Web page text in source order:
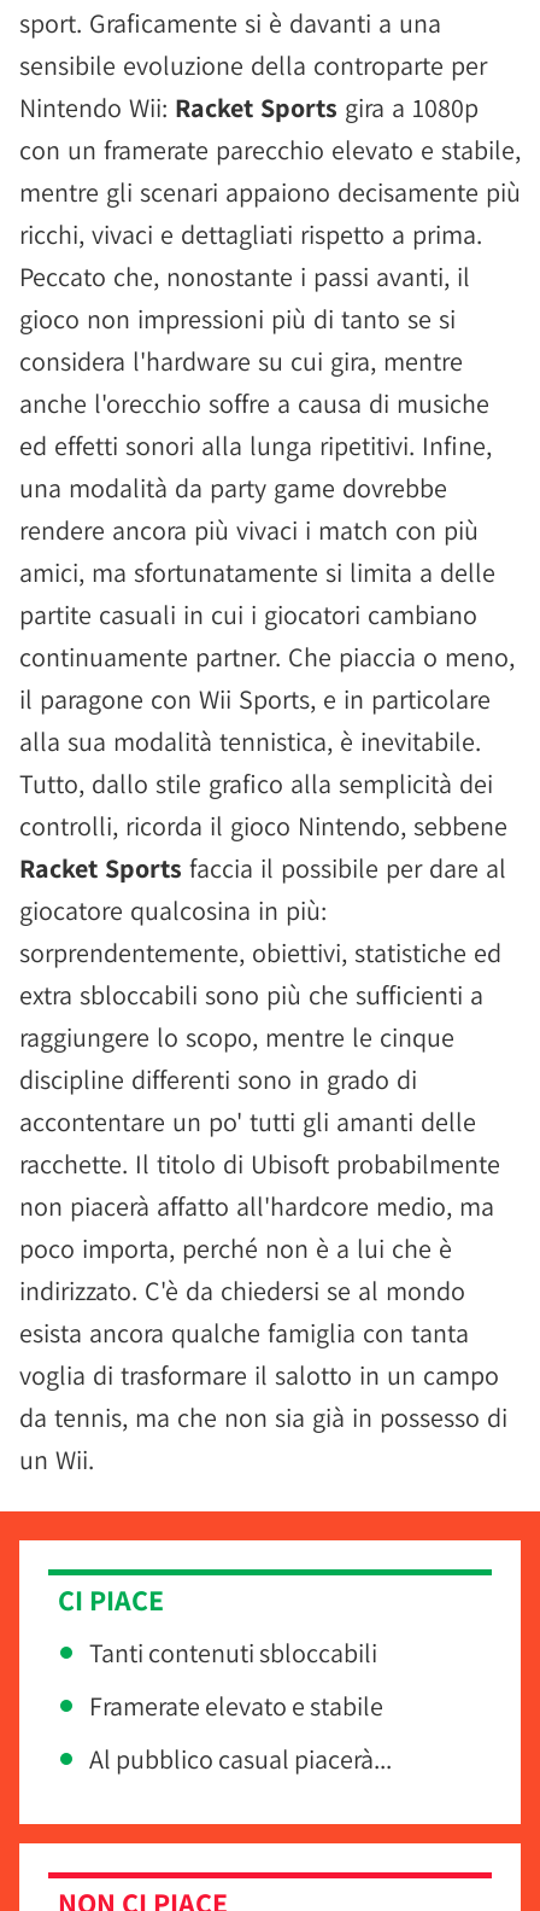
sport. Graficamente si è davanti a una
sensibile evoluzione della controparte per
Nintendo Wii: Racket Sports gira a 1080p
con un framerate parecchio elevato e stabile,
mentre gli scenari appaiono decisamente più
ricchi, vivaci e dettagliati rispetto a prima.
Peccato che, nonostante i passi avanti, il
gioco non impressioni più di tanto se si
considera l'hardware su cui gira, mentre
anche l'orecchio soffre a causa di musiche
ed effetti sonori alla lunga ripetitivi. Infine,
una modalità da party game dovrebbe
rendere ancora più vivaci i match con più
amici, ma sfortunatamente si limita a delle
partite casuali in cui i giocatori cambiano
continuamente partner. Che piaccia o meno,
il paragone con Wii Sports, e in particolare
alla sua modalità tennistica, è inevitabile.
Tutto, dallo stile grafico alla semplicità dei
controlli, ricorda il gioco Nintendo, sebbene
Racket Sports faccia il possibile per dare al
giocatore qualcosina in più:
sorprendentemente, obiettivi, statistiche ed
extra sbloccabili sono più che sufficienti a
raggiungere lo scopo, mentre le cinque
discipline differenti sono in grado di
accontentare un po' tutti gli amanti delle
racchette. Il titolo di Ubisoft probabilmente
non piacerà affatto all'hardcore medio, ma
poco importa, perché non è a lui che è
indirizzato. C'è da chiedersi se al mondo
esista ancora qualche famiglia con tanta
voglia di trasformare il salotto in un campo
da tennis, ma che non sia già in possesso di
un Wii.
CI PIACE
Tanti contenuti sbloccabili
Framerate elevato e stabile
Al pubblico casual piacerà...
NON CI PIACE